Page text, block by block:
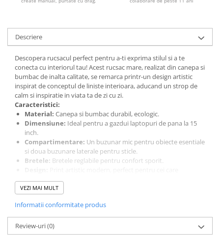
Descriere
Descopera rucsacul perfect pentru a-ti exprima stilul si a te
conecta cu interiorul tau! Acest rucsac mare, realizat din canepa si
bumbac de inalta calitate, se remarca printr-un design artistic
inspirat de conceptul de liniste interioara, aducand un strop de
calm si inspiratie in viata ta de zi cu zi.
Caracteristici:
Material: Canepa si bumbac durabil, ecologic.
Dimensiune: Ideal pentru a gazdui laptopuri de pana la 15
inch.
Compartimentare: Un buzunar mic pentru obiecte esentiale
si doua buzunare laterale pentru sticle.
Bretele: Bretele reglabile pentru confort sporit.
apreciaza echilibrul si armonia.
Dimensiuni:
Latime: 35 cm
Acest rucsac nu este doar functional, ci si un accesoriu stilat, ideal
pentru a te insoti in fiecare zi. Fie ca te indrepti spre birou, la
scoala sau in escapade de weekend, rucsacul nostru Inner Peace
VEZI MAI MULT
Informatii conformitate produs
Review-uri(0)